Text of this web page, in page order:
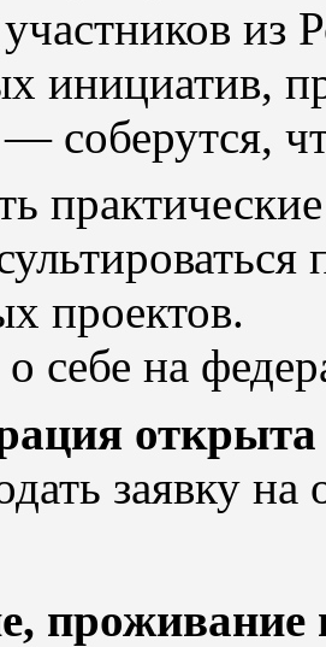
инициатив,
соберутся,
проектов.
о себе на
заявку